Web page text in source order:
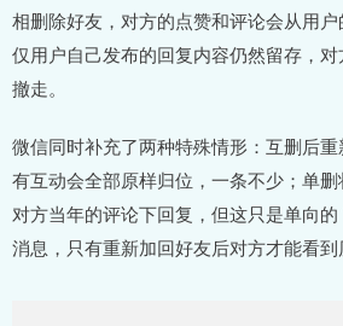
相删除好友，对方的点赞和评论会从用户
仅用户自己发布的回复内容仍然留存，
撤走。
微信同时补充了两种特殊情形：互删后
有互动会全部原样归位，一条不少；单
对方当年的评论下回复，但这只是单向的
消息，只有重新加回好友后对方才能看到